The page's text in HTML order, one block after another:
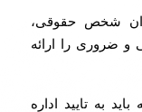
شخص حقوقی،
ضروری را ارائه
باید به تایید اداره